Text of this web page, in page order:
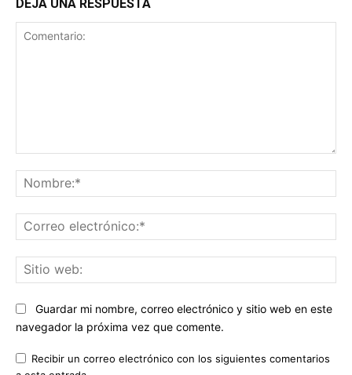
DEJA UNA RESPUESTA
Guardar mi nombre, correo electrónico y sitio web en este
navegador la próxima vez que comente.
Recibir un correo electrónico con los siguientes comentarios